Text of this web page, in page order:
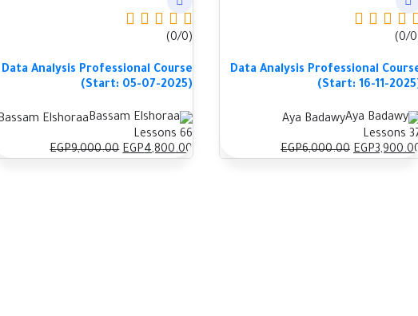
Data Analysis Professional
(Start: 16-11-
Aya Badawy
37
EGP6,000.00
السعر EGP3,900
السعر
(0/0)
Data Analysis Professional Course
(Start: 05-07-2025)
Elshoraa
66 Lessons
EGP9,000.00
السعرEGP4,800.00
السعر